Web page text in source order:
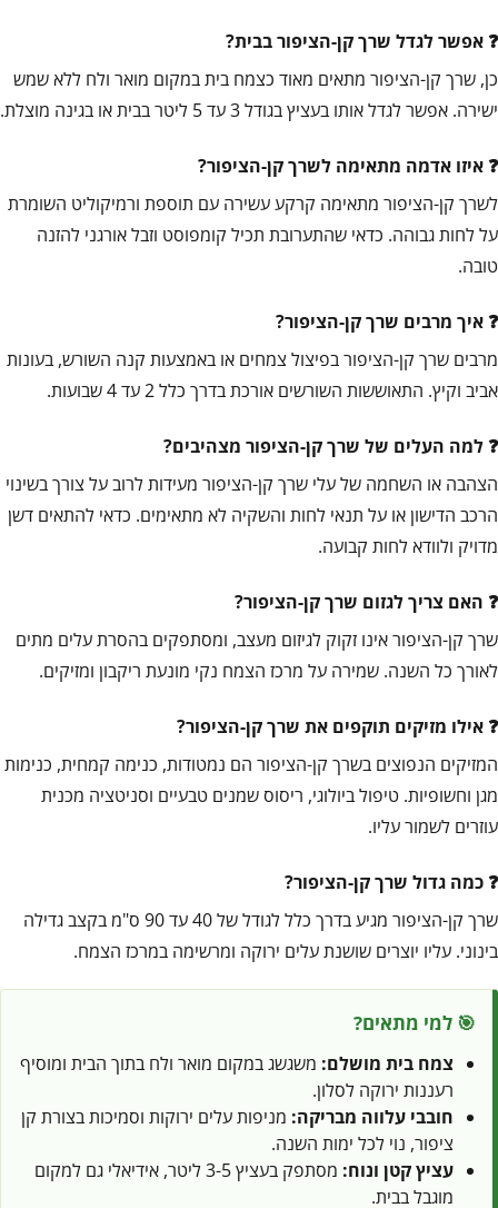
אפשר לגדל שרך קן-הציפור בבית?
כן, שרך קן-הציפור מתאים מאוד כצמח בית במקום מואר ולח ללא שמש
ישירה. אפשר לגדל אותו בעציץ בגודל 3 עד 5 ליטר בבית או בגינה מוצלת.
איזו אדמה מתאימה לשרך קן-הציפור?
לשרך קן-הציפור מתאימה קרקע עשירה עם תוספת ורמיקוליט השומרת
על לחות גבוהה. כדאי שהתערובת תכיל קומפוסט וזבל אורגני להזנה
טובה.
איך מרבים שרך קן-הציפור?
מרבים שרך קן-הציפור בפיצול צמחים או באמצעות קנה השורש, בעונות
אביב וקיץ. התאוששות השורשים אורכת בדרך כלל 2 עד 4 שבועות.
למה העלים של שרך קן-הציפור מצהיבים?
הצהבה או השחמה של עלי שרך קן-הציפור מעידות לרוב על צורך בשינוי
הרכב הדישון או על תנאי לחות והשקיה לא מתאימים. כדאי להתאים דשן
מדויק ולוודא לחות קבועה.
האם צריך לגזום שרך קן-הציפור?
שרך קן-הציפור אינו זקוק לגיזום מעצב, ומסתפקים בהסרת עלים מתים
לאורך כל השנה. שמירה על מרכז הצמח נקי מונעת ריקבון ומזיקים.
אילו מזיקים תוקפים את שרך קן-הציפור?
המזיקים הנפוצים בשרך קן-הציפור הם נמטודות, כנימה קמחית, כנימות
מגן וחשופיות. טיפול ביולוגי, ריסוס שמנים טבעיים וסניטציה מכנית
עוזרים לשמור עליו.
כמה גדול שרך קן-הציפור?
שרך קן-הציפור מגיע בדרך כלל לגודל של 40 עד 90 ס"מ בקצב גדילה
בינוני. עליו יוצרים שושנת עלים ירוקה ומרשימה במרכז הצמח.
🎯 למי מתאים?
צמח בית מושלם: משגשג במקום מואר ולח בתוך הבית ומוסיף
רעננות ירוקה לסלון.
חובבי עלווה מבריקה: מניפות עלים ירוקות וסמיכות בצורת קן
ציפור, נוי לכל ימות השנה.
עציץ קטן ונוח:
מסתפק בעציץ 3-5 ליטר, אידיאלי גם למקום
מוגבל בבית.